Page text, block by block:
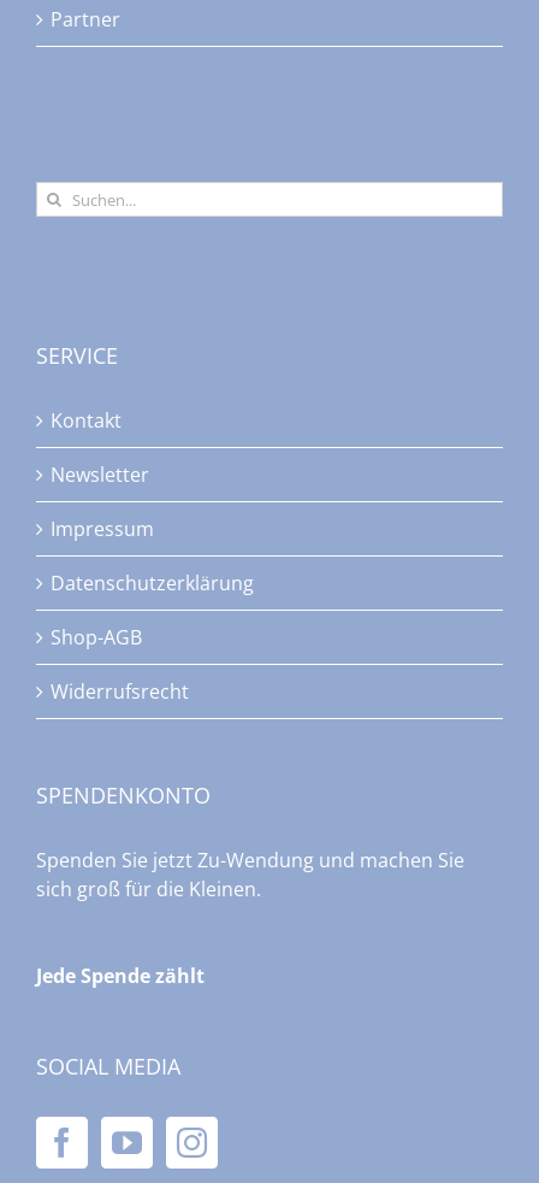
Partner
Suche
nach:
SERVICE
Kontakt
Newsletter
Impressum
Datenschutzerklärung
Shop-AGB
Widerrufsrecht
SPENDENKONTO
Spenden Sie jetzt Zu-Wendung und machen Sie
sich groß für die Kleinen.
Jede Spende zählt
SOCIAL MEDIA